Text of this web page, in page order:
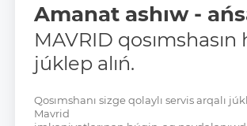
Amanat ashıw -
MAVRID qosımshasın
júklep alıń.
Qosımshanı sizge qolaylı servis arqalı
Mavrid